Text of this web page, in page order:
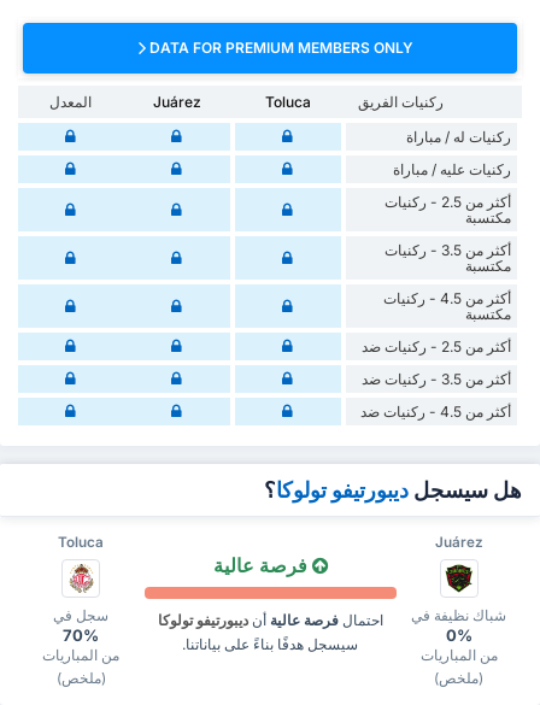
DATA FOR PREMIUM MEMBERS ONLY
ركنيات الفريق Toluca
Juárez
المعدل
‏ركنيات له / مباراة
‏ركنيات ‏عليه / مباراة
أكثر من 2.5 - ركنيات
مكتسبة
أكثر من 3.5 - ركنيات
مكتسبة
أكثر من 4.5 - ركنيات
مكتسبة
أكثر من 2.5 - ركنيات ضد
أكثر من 3.5 - ركنيات ضد
أكثر من 4.5 - ركنيات ضد
هل سيسجل ديبورتيفو تولوكا؟
Toluca Juárez
سجل في
70%
من المباريات
(ملخص)
فرصة عالية
احتمالفرصة عالية أنديبورتيفو تولوكا
سيسجل هدفًا بناءً على بياناتنا.
شباك نظيفة في
0%
من المباريات
(ملخص)